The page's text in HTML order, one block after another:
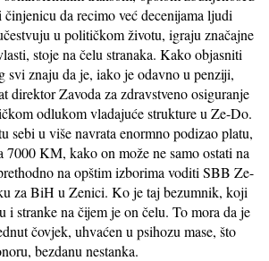
da recimo već decenijama ljudi
u političkom životu, igraju značajne
stoje na čelu stranaka. Kako objasniti
svi znaju da je, iako je odavno u penziji,
direktor Zavoda za zdravstveno osiguranje
odlukom vladajuće strukture u Ze-Do.
sebi u više navrata enormno podizao platu,
7000 KM, kako on može ne samo ostati na
na opštim izborima voditi SBB Ze-
za BiH u Zenici. Ko je taj bezumnik, koji
i stranke na čijem je on čelu. To mora da je
čovjek, uhvaćen u psihozu mase, što
bezdanu nestanka.